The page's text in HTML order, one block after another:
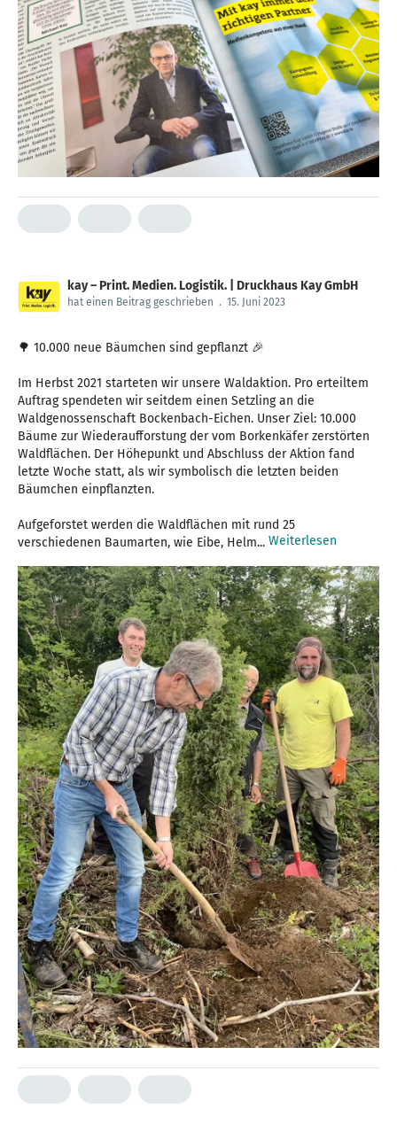
kay – Print. Medien. Logistik. | Druckhaus Kay GmbH
hat einen Beitrag geschrieben . 15. Juni 2023
🌳 10.000 neue Bäumchen sind gepflanzt 🎉
Im Herbst 2021 starteten wir unsere Waldaktion. Pro erteiltem
Auftrag spendeten wir seitdem einen Setzling an die
Waldgenossenschaft Bockenbach-Eichen. Unser Ziel: 10.000
Bäume zur Wiederaufforstung der vom Borkenkäfer zerstörten
Waldflächen. Der Höhepunkt und Abschluss der Aktion fand
letzte Woche statt, als wir symbolisch die letzten beiden
Bäumchen einpflanzten.
Aufgeforstet werden die Waldflächen mit rund 25
verschiedenen Baumarten, wie Eibe, Helm... Weiterlesen